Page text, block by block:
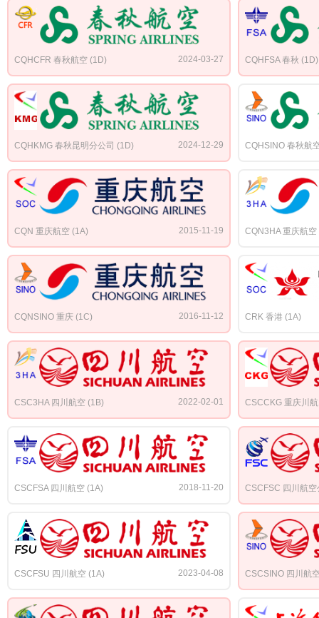
CQHCFR 春秋航空 (1D) 2024-03-27 CQHFSA 春秋 (1D)
CQHKMG 春秋昆明分公司 (1D) 2024-12-29 CQHSINO 春秋航
CQN 重庆航空 (1A) 2015-11-19 CQN3HA 重庆航空
CQNSINO 重庆 (1C) 2016-11-12 CRK 香港 (1A)
CSC3HA 四川航空 (1B) 2022-02-01 CSCCKG 重庆川
CSCFSA 四川航空 (1A) 2018-11-20 CSCFSC 四川航
CSCFSU 四川航空 (1A) 2023-04-08 CSCSINO 四川航